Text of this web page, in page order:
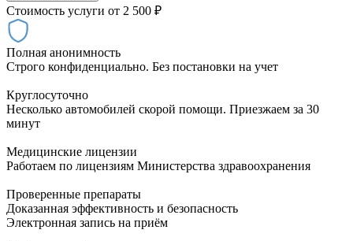
Стоимость услуги от 2 500 ₽
Полная анонимность
Строго конфиденциально. Без постановки на учет
Круглосуточно
Несколько автомобилей скорой помощи. Приезжаем за 30
минут
Медицинские лицензии
Работаем по лицензиям Министерства здравоохранения
Проверенные препараты
Доказанная эффективность и безопасность
Электронная запись на приём